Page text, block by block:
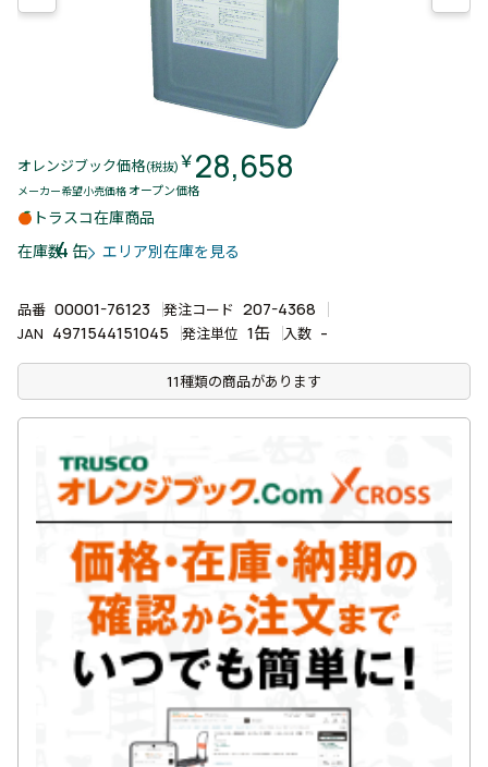
オレンジブック価格(税抜) ￥28,658
メーカー希望小売価格 オープン価格
トラスコ在庫商品
在庫数4 缶 エリア別在庫を見る
品番 00001-76123 発注コード 207-4368
JAN 4971544151045 発注単位 1缶 入数 -
11種類の商品があります